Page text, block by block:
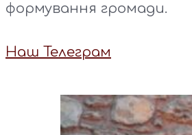
формування громади.
Наш Телеграм